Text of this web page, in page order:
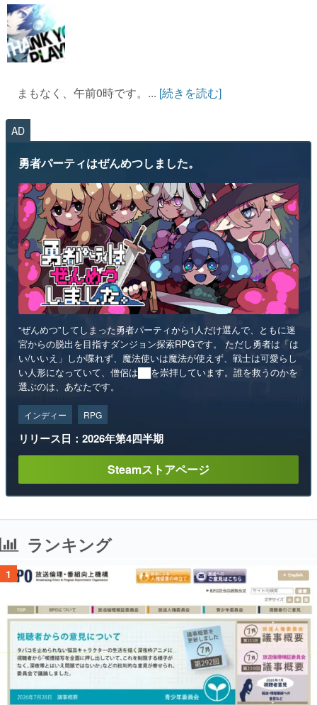
まもなく、午前0時です。... [続きを読む]
AD
勇者パーティはぜんめつしました。
“ぜんめつ”してしまった勇者パーティから1人だけ選んで、ともに迷
宮からの脱出を目指すダンジョン探索RPGです。 ただし勇者は「は
い/いいえ」しか喋れず、魔法使いは魔法が使えず、戦士は可愛らし
い人形になっていて、僧侶は██を崇拝しています。誰を救うのかを
選ぶのは、あなたです。
インディー RPG
リリース日：2026年第4四半期
Steamストアページ
ランキング
1